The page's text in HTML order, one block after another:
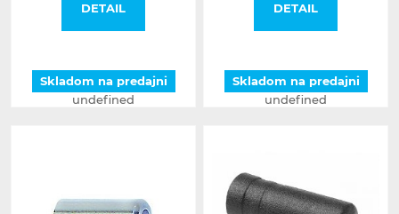
DETAIL
Skladom na predajni
undefined
DETAIL
Skladom na predajni
undefined